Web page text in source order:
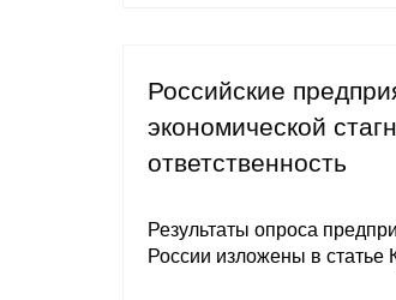
Российские
экономической
ответственность
Результаты опроса
России изложены в